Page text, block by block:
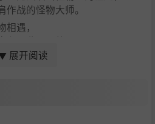
战的怪物大师。
遇，
强敌展开战斗。
萨罗与伙伴们的大冒险由此拉开
展开阅读